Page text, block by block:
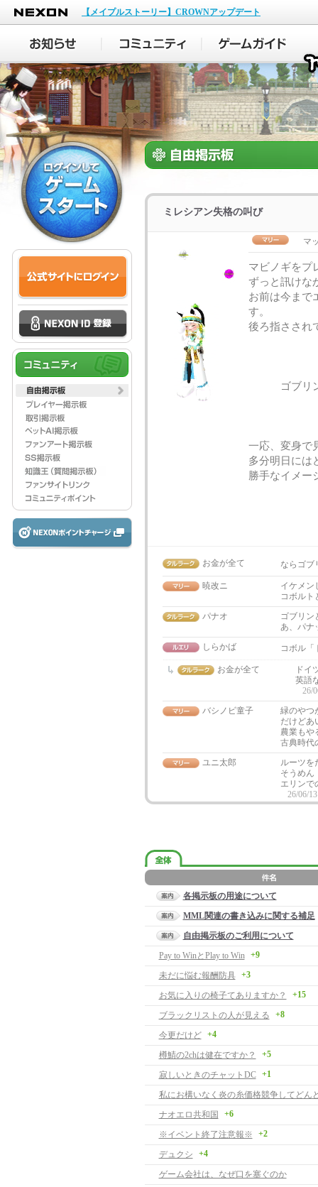
NEXON
【メイプルストーリー】CROWNアップデート
ミレシアン失格の叫び
マ
マビノギをプ
ずっと訊けな
お前は今まで
す。
後ろ指さされ
ゴブリンと
一応、変身で
多分明日には
勝手なイメー
お金が全て ならゴブ
暁改ニ
イケメン
コボル
パナオ
ゴブリン
あ、パナ
しらかば
コボル
お金が全て
ドイ
英語
26/
バシノビ童子
緑のやつ
だけどあ
農業もや
古典時代
ユニ太郎
ルーツを
そうめん
エリンで
26/06/
各掲示板の用途について
MML関連の書き込みに関する補足
自由掲示板のご利用について
Pay to WinとPlay to Win
+9
未だに悩む報酬防具 +3
お気に入りの椅子てありますか？ +15
ブラックリストの人が見える +8
今更だけど +4
樽鯖の2chは健在ですか？ +5
寂しいときのチャットDC +1
ナオエロ共和国 +6
※イベント終了注意報※ +2
デュクシ +4
ゲーム会社は、なぜ口を塞ぐのか